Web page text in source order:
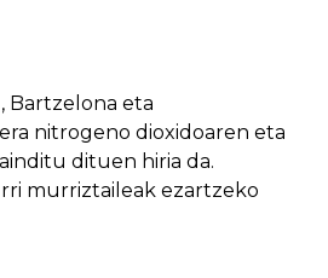
Bartzelona eta
nitrogeno dioxidoaren eta
dituen hiria da.
murriztaileak ezartzeko